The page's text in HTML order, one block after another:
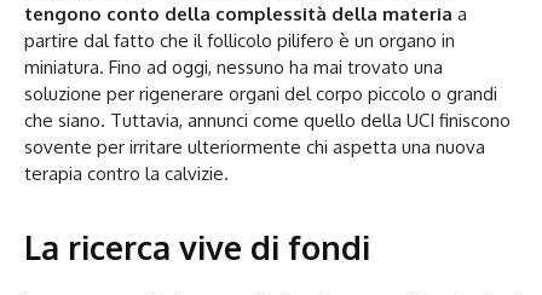
tengono conto della complessità della materia a
partire dal fatto che il follicolo pilifero è un organo in
miniatura. Fino ad oggi, nessuno ha mai trovato una
soluzione per rigenerare organi del corpo piccolo o grandi
che siano. Tuttavia, annunci come quello della UCI finiscono
sovente per irritare ulteriormente chi aspetta una nuova
terapia contro la calvizie.
La ricerca vive di fondi